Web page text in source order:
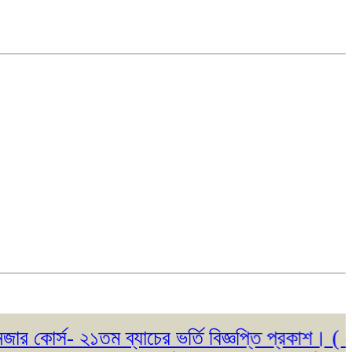
২১তম ব্যাচের ভর্তি বিজ্ঞপ্তি প্রকাশ। ( ২৩/